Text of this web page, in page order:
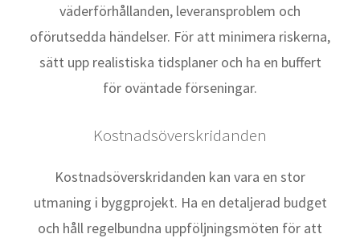
väderförhållanden, leveransproblem och
oförutsedda händelser. För att minimera riskerna,
sätt upp realistiska tidsplaner och ha en buffert
för oväntade förseningar.
Kostnadsöverskridanden
Kostnadsöverskridanden kan vara en stor
utmaning i byggprojekt. Ha en detaljerad budget
och håll regelbundna uppföljningsmöten för att